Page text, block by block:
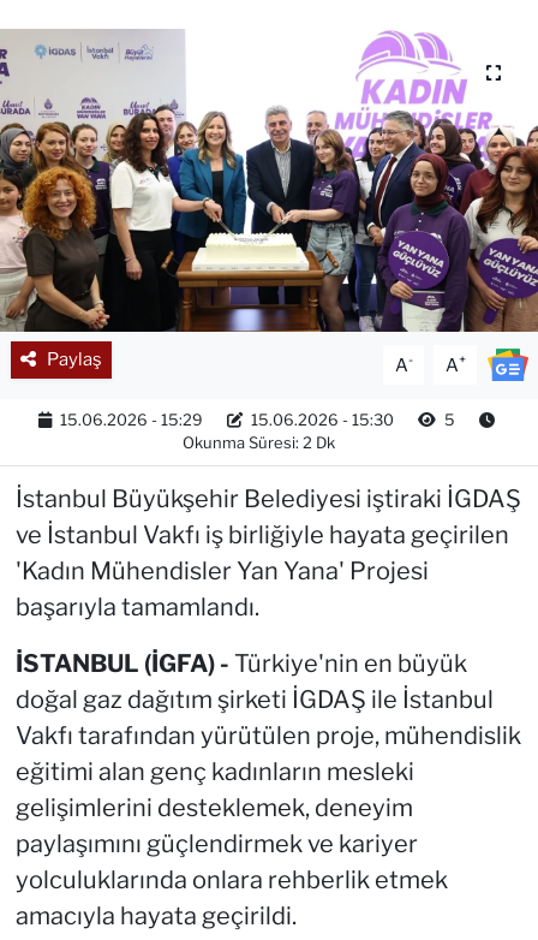
Paylaş A- A+
15.06.2026 - 15:29 15.06.2026 - 15:30
5
Okunma Süresi: 2 Dk
İstanbul Büyükşehir Belediyesi iştiraki İGDAŞ
ve İstanbul Vakfı iş birliğiyle hayata geçirilen
'Kadın Mühendisler Yan Yana' Projesi
başarıyla tamamlandı.
İSTANBUL (İGFA) - Türkiye'nin en büyük
doğal gaz dağıtım şirketi İGDAŞ ile İstanbul
Vakfı tarafından yürütülen proje, mühendislik
eğitimi alan genç kadınların mesleki
gelişimlerini desteklemek, deneyim
paylaşımını güçlendirmek ve kariyer
yolculuklarında onlara rehberlik etmek
amacıyla hayata geçirildi.